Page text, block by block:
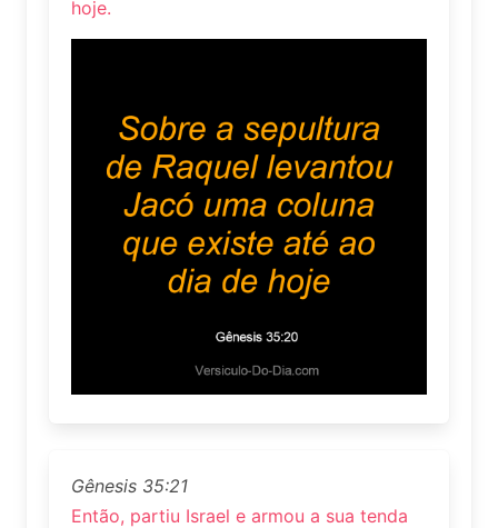
hoje.
Gênesis 35:21
Então, partiu Israel e armou a sua tenda